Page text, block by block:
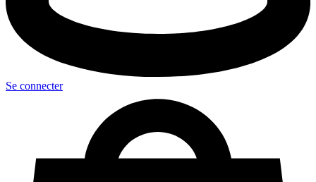
Se connecter